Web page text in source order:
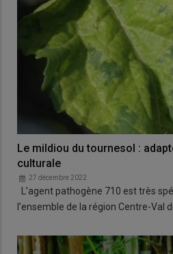
Le mildiou du tournesol :
culturale
27 décembre 2022
L’agent pathogène 710 est très
l’ensemble de la région Centre-Val